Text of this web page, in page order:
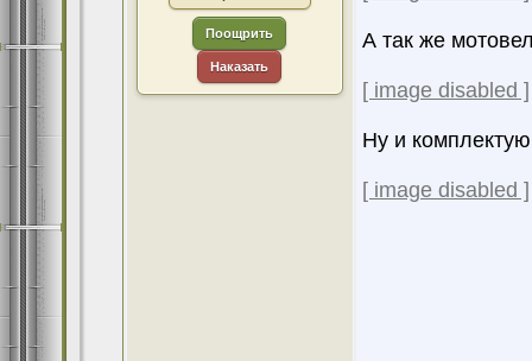
Поощрить
Наказать
А так же
[ image disabled ]
Ну и
[ image disabled ]